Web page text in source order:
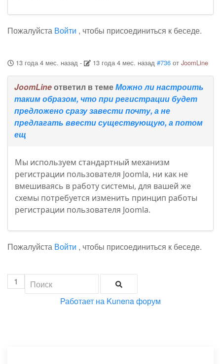
Пожалуйста Войти , чтобы присоединиться к беседе.
13 года 4 мес. назад- 13 года 4 мес. назад #736 отJoomLine
JoomLineответил в темеМожно ли настроить
таким образом, что при регистрации будет
предложено сразу завести почту, а не
предлагать ввести существующую, а потом
ещ
Мы используем стандартный механизм
регистрации пользователя Joomla, ни как не
вмешиваясь в работу системы, для вашей же
схемы потребуется изменить принцип работы
регистрации пользователя Joomla.
Пожалуйста Войти , чтобы присоединиться к беседе.
1
Работает на Kunena форум